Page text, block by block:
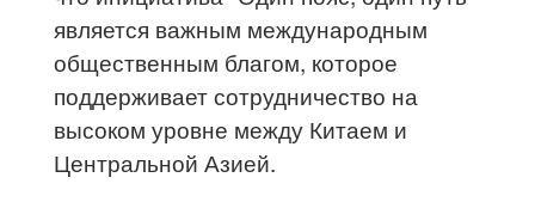
является важным международным
общественным благом, которое
поддерживает сотрудничество на
высоком уровне между Китаем и
Центральной Азией.